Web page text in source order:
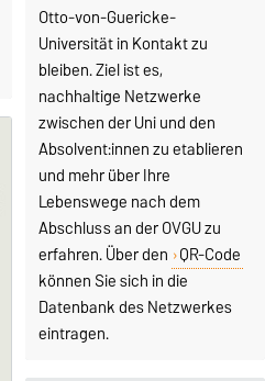
Otto-von-Guericke-
Universität in Kontakt zu
bleiben.Ziel ist es,
nachhaltige Netzwerke
zwischen der Uni und den
Absolvent:innen zu etablieren
und mehr über Ihre
Lebenswege nach dem
Abschluss an der OVGU zu
erfahren.Über den QR-Code
können Sie sich in die
Datenbank des Netzwerkes
eintragen.